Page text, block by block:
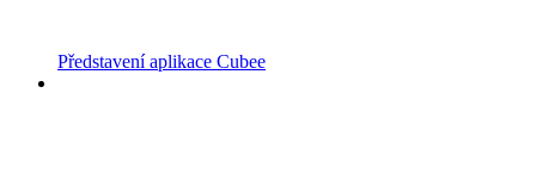
Představení aplikace Cubee